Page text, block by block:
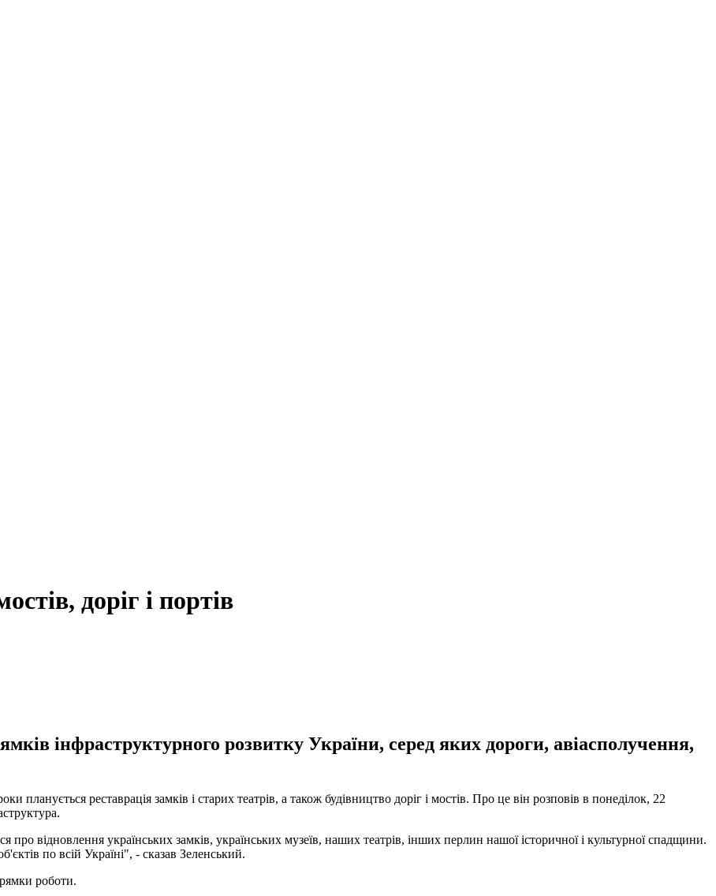
доріг і портів
інфраструктурного розвитку України, серед яких дороги, авіасполучення,
реставрація замків і старих театрів, а також будівництво доріг і мостів. Про це він розповів в понеділок, 22
відновлення українських замків, українських музеїв, наших театрів, інших перлин нашої історичної і культурної спадщини.
по всій Україні", - сказав Зеленський.
роботи.